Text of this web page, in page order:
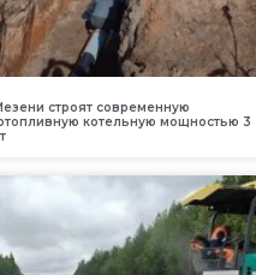
строят современную
котельную мощностью 3